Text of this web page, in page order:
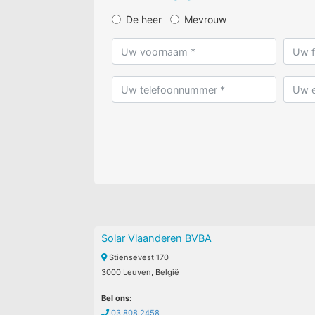
De heer Mevrouw
Solar Vlaanderen BVBA
Stiensevest 170
3000 Leuven, België
Bel ons:
03 808 2458